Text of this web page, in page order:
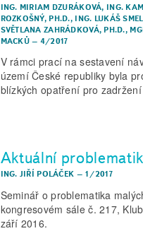
ING. MIRIAM DZURÁKOVÁ, ING.
ROZKOŠNÝ, PH.D., ING. LUKÁŠ
SVĚTLANA ZAHRÁDKOVÁ, PH.D.,
MACKŮ– 4/2017
V rámci prací na sestavení
území České republiky byla
blízkých opatření pro
Aktuální
ING. JIŘÍ POLÁČEK – 1/2017
Seminář o problematika
kongresovém sále č. 217,
září 2016.